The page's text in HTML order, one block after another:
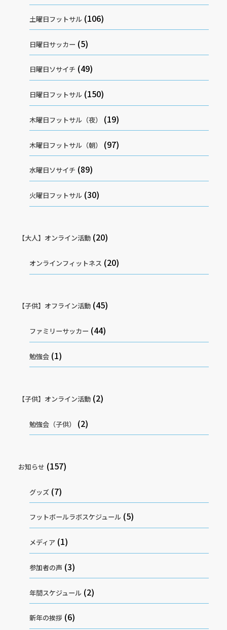
土曜日フットサル (106)
日曜日サッカー (5)
日曜日ソサイチ (49)
日曜日フットサル (150)
木曜日フットサル（夜） (19)
木曜日フットサル（朝） (97)
水曜日ソサイチ (89)
火曜日フットサル (30)
【大人】オンライン活動(20)
オンラインフィットネス (20)
【子供】オフライン活動(45)
ファミリーサッカー (44)
勉強会 (1)
【子供】オンライン活動(2)
勉強会（子供） (2)
お知らせ (157)
グッズ (7)
フットボールラボスケジュール (5)
メディア (1)
参加者の声 (3)
年間スケジュール (2)
新年の挨拶 (6)